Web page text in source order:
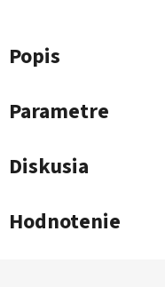
Popis
Parametre
Diskusia
Hodnotenie